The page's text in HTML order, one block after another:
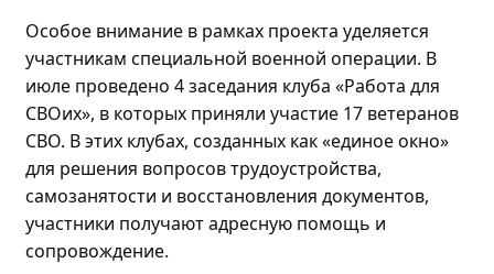
Особое внимание в рамках проекта уделяется
участникам специальной военной операции. В
июле проведено 4 заседания клуба «Работа для
СВОих», в которых приняли участие 17 ветеранов
СВО. В этих клубах, созданных как «единое окно»
для решения вопросов трудоустройства,
самозанятости и восстановления документов,
участники получают адресную помощь и
сопровождение.